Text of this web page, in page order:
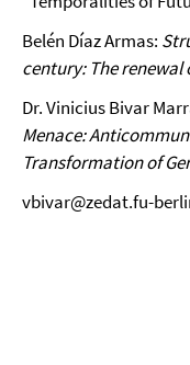
Belén Díaz Armas:
century: The
Dr. Vinicius Bivar
Menace:
Transformation of
vbivar@zedat.fu-